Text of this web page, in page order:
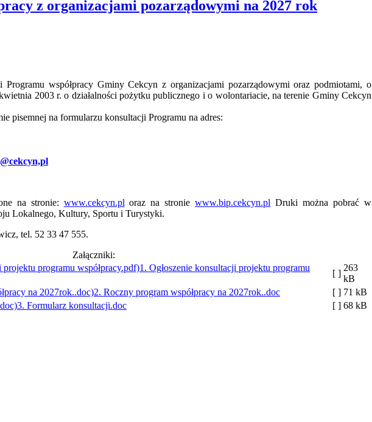
z organizacjami pozarządowymi na 2027 rok
współpracy Gminy Cekcyn z organizacjami pozarządowymi oraz podmiotami, o
2003 r. o działalności pożytku publicznego i o wolontariacie, na terenie Gminy Cekcyn
pisemnej na formularzu konsultacji Programu na adres:
na stronie: www.cekcyn.ploraz na stroniewww.bip.cekcyn.pl Druki można pobrać w
Lokalnego, Kultury, Sportu i Turystyki.
tel. 52 33 47 555.
Załączniki:
1. Ogłoszenie konsultacji projektu programu
[ ]
263
kB
2. Roczny program współpracy na 2027rok..doc
[ ] 71 kB
3. Formularz konsultacji.doc
[ ] 68 kB